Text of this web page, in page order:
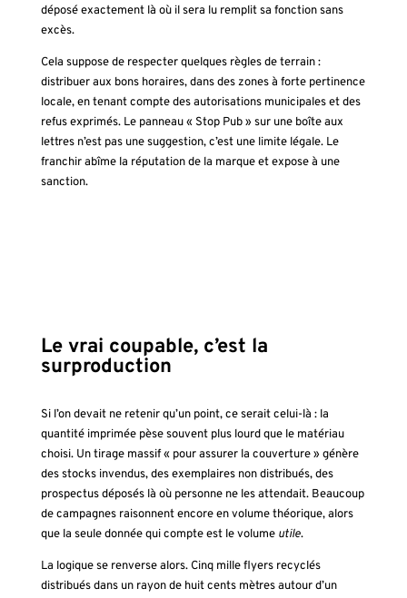
déposé exactement là où il sera lu remplit sa fonction sans
excès.
Cela suppose de respecter quelques règles de terrain :
distribuer aux bons horaires, dans des zones à forte pertinence
locale, en tenant compte des autorisations municipales et des
refus exprimés. Le panneau « Stop Pub » sur une boîte aux
lettres n’est pas une suggestion, c’est une limite légale. Le
franchir abîme la réputation de la marque et expose à une
sanction.
Le vrai coupable, c’est la
surproduction
Si l’on devait ne retenir qu’un point, ce serait celui-là : la
quantité imprimée pèse souvent plus lourd que le matériau
choisi. Un tirage massif « pour assurer la couverture » génère
des stocks invendus, des exemplaires non distribués, des
prospectus déposés là où personne ne les attendait. Beaucoup
de campagnes raisonnent encore en volume théorique, alors
que la seule donnée qui compte est le volume utile.
La logique se renverse alors. Cinq mille flyers recyclés
distribués dans un rayon de huit cents mètres autour d’un